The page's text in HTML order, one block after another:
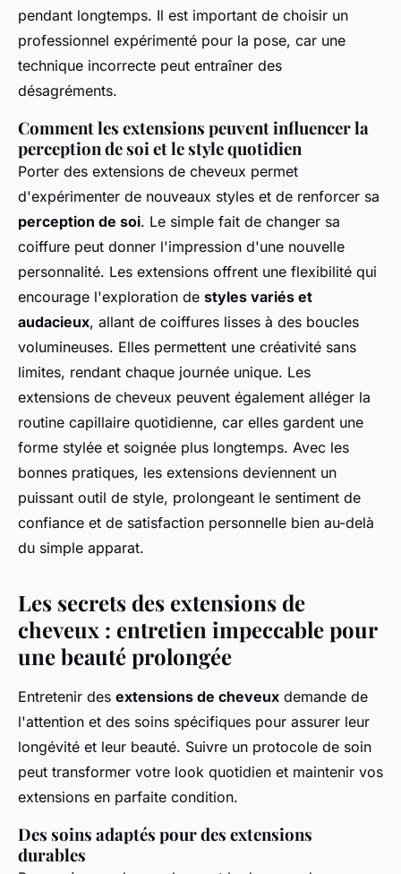
pendant longtemps. Il est important de choisir un
professionnel expérimenté pour la pose, car une
technique incorrecte peut entraîner des
désagréments.
Comment les extensions peuvent influencer la
perception de soi et le style quotidien
Porter des extensions de cheveux permet
d'expérimenter de nouveaux styles et de renforcer sa
perception de soi. Le simple fait de changer sa
coiffure peut donner l'impression d'une nouvelle
personnalité. Les extensions offrent une flexibilité qui
encourage l'exploration de styles variés et
audacieux, allant de coiffures lisses à des boucles
volumineuses. Elles permettent une créativité sans
limites, rendant chaque journée unique. Les
extensions de cheveux peuvent également alléger la
routine capillaire quotidienne, car elles gardent une
forme stylée et soignée plus longtemps. Avec les
bonnes pratiques, les extensions deviennent un
puissant outil de style, prolongeant le sentiment de
confiance et de satisfaction personnelle bien au-delà
du simple apparat.
Les secrets des extensions de
cheveux : entretien impeccable pour
une beauté prolongée
Entretenir des extensions de cheveux demande de
l'attention et des soins spécifiques pour assurer leur
longévité et leur beauté. Suivre un protocole de soin
peut transformer votre look quotidien et maintenir vos
extensions en parfaite condition.
Des soins adaptés pour des extensions
durables